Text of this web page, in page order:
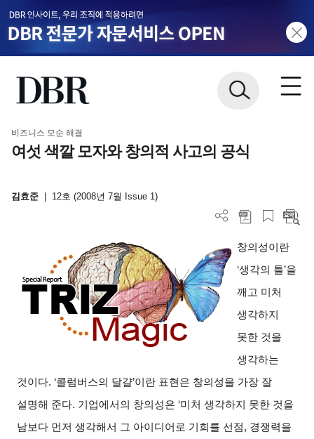
비즈니스 모순 해결
여섯 색깔 모자와 창의적 사고의 공식
김효준 12호 (2008년 7월 Issue 1)
창의성이란
‘생각의 틀’을
깨고 미처
생각하지
못한 것을
생각하는
것이다. ‘콜럼버스의 달걀’이란 표현은 창의성을 가장 잘
설명해 준다. 기업에서의 창의성은 ‘미처 생각하지 못한 것을
남보다 먼저 생각해서 그 아이디어로 기회를 선점, 경쟁력을